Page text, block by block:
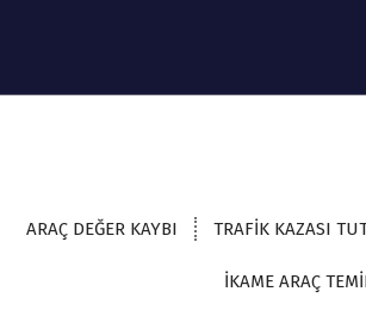
ARAÇ DEĞER KAYBI TRAFİK KAZASI
İKAME ARAÇ